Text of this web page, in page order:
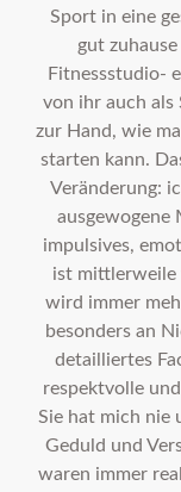
Sport in eine
gut
Fitnessstudio-
von ihr auch
zur Hand, wie
starten kann.
Veränderung:
ausgewogene
impulsives,
ist mittlerweile
wird immer
besonders an
detailliertes
respektvolle
Sie hat mich nie
Geduld und
waren immer